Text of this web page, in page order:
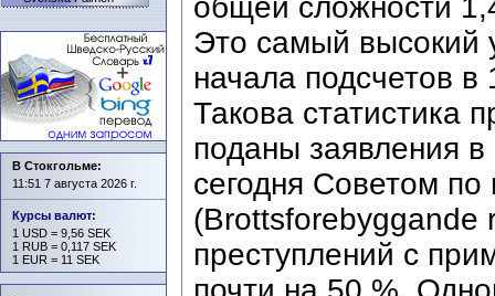
общей сложности
Это самый высокий
начала подсчетов в
Такова статистика
поданы заявления
сегодня Советом по
(Brottsforebyggande
преступлений с
В Стокгольме:
11:51 7 августа 2026 г.
Курсы валют:
1 USD = 9,56 SEK
1 RUB = 0,117 SEK
1 EUR = 11 SEK